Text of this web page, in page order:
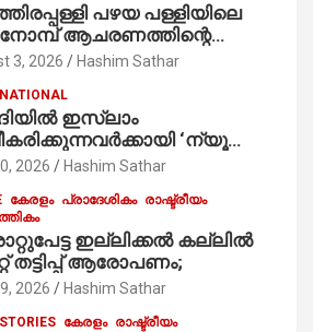
പഴയ പള്ളിയിലെ
പന്തലിന്റെ കാൽനാട്ട്
താമരശ്ശേരി
3, 2026 Hashim Sathar
ഇസ്‌ലാം
‘ന്യൂ
ഡിജിറ്റല്‍ കാര്‍ഡ് സേവനം
2026 Hashim Sathar
കേരളം പ്രാദേശികം രാഷ്ട്രീയം
ഇല്ലിക്കൽ കല്ലിൽ
തട്ടിപ്പ് ആരോപണം;
2026 Hashim Sathar
കേരളം രാഷ്ട്രീയം